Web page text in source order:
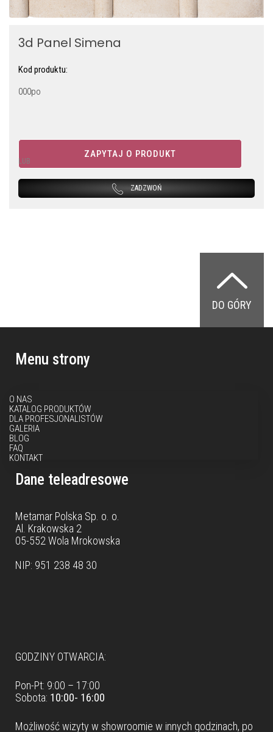
3d Panel Simena
Kod produktu:
000po
ZAPYTAJ O PRODUKT
LUB
ZADZWOŃ
DO GÓRY
Menu strony
O NAS
KATALOG PRODUKTÓW
DLA PROFESJONALISTÓW
GALERIA
BLOG
FAQ
KONTAKT
Dane teleadresowe
Metamar Polska Sp. o. o.
Al. Krakowska 2
05-552 Wola Mrokowska
NIP: 951 238 48 30
GODZINY OTWARCIA:
Pon-Pt: 9:00 – 17:00
Sobota: 10:00- 16:00
Możliwość wizyty w showroomie w innych godzinach, po